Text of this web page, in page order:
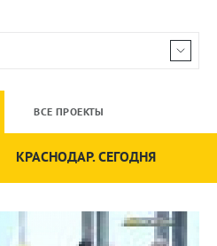
ВСЕ ПРОЕКТЫ
КРАСНОДАР. СЕГОДНЯ